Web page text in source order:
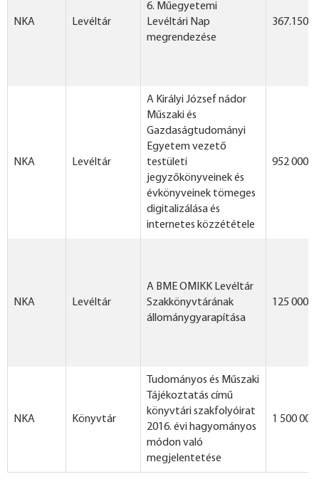
NKA Levéltár
6. Műegyetemi
Levéltári Nap
megrendezése
367.150
NKA Levéltár
A Királyi József nádor
Műszaki és
Gazdaságtudományi
Egyetem vezető
testületi
jegyzőkönyveinek és
évkönyveinek tömeges
digitalizálása és
internetes közzététele
952 000
NKA Levéltár
A BME OMIKK Levéltár
Szakkönyvtárának
állománygyarapítása
125 000
NKA Könyvtár
Tudományos és Műszaki
Tájékoztatás című
könyvtári szakfolyóirat
2016. évi hagyományos
módon való
megjelentetése
1 500